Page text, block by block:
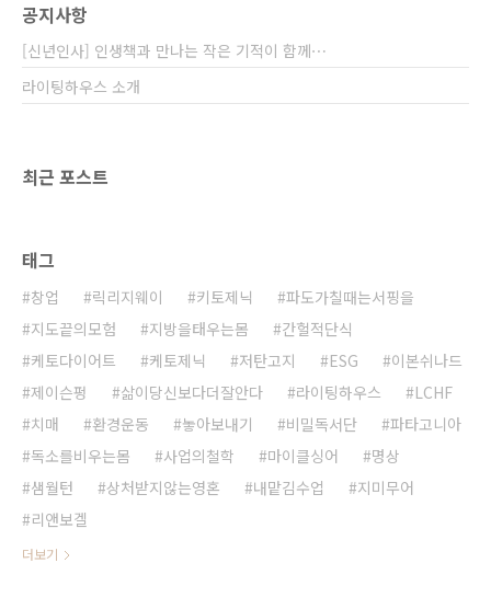
공지사항
[신년인사] 인생책과 만나는 작은 기적이 함께⋯
라이팅하우스 소개
최근 포스트
태그
창업 릭리지웨이 키토제닉
파도가칠때는서핑을
지도끝의모험
지방을태우는몸
간헐적단식
케토다이어트
케토제닉 저탄고지 ESG
이본쉬나드
제이슨펑
삶이당신보다더잘안다 라이팅하우스
LCHF
치매
환경운동 놓아보내기 비밀독서단
파타고니아
독소를비우는몸
사업의철학 마이클싱어
명상
샘월턴
상처받지않는영혼 내맡김수업
지미무어
리앤보겔
더보기